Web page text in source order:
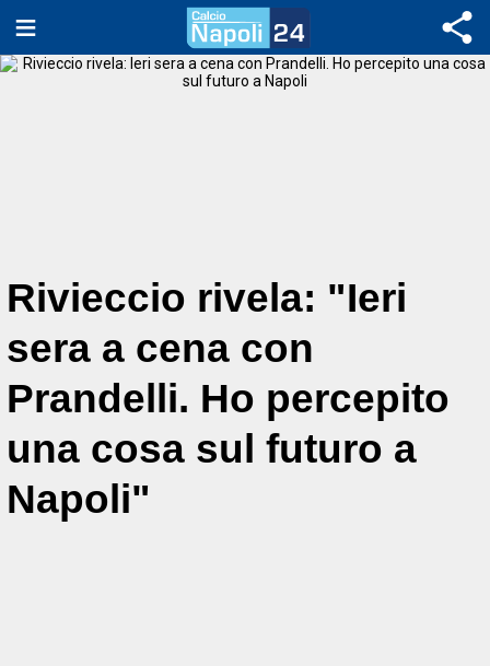
Rivieccio rivela: "Ieri
sera a cena con
Prandelli. Ho percepito
una cosa sul futuro a
Napoli"